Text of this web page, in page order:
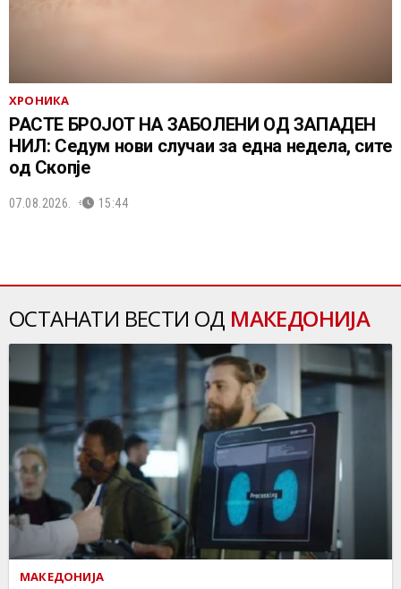
ХРОНИКА
РАСТЕ БРОЈОТ НА ЗАБОЛЕНИ ОД ЗАПАДЕН
НИЛ: Седум нови случаи за една недела, сите
од Скопје
07.08.2026. 15:44
ОСТАНАТИ ВЕСТИ ОД МАКЕДОНИЈА
МАКЕДОНИЈА